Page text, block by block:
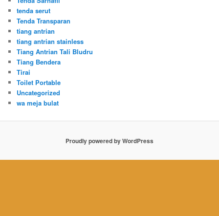
tenda serut
Tenda Transparan
tiang antrian
tiang antrian stainless
Tiang Antrian Tali Bludru
Tiang Bendera
Tirai
Toilet Portable
Uncategorized
wa meja bulat
Proudly powered by WordPress